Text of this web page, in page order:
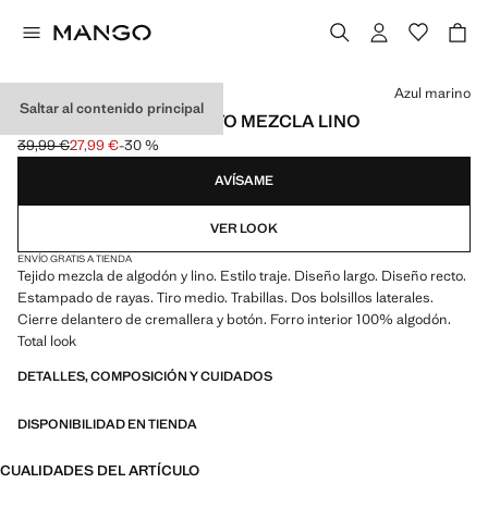
Saltar al contenido principal
PANTALÓN TRAJE RECTO MEZCLA LINO
Precio inicial tachado [39,99 € ]
39,99 €
Precio actual [27,99 € ]
27,99 €-30 %
Selecciona un color
Azul marino
AVÍSAME
VER LOOK
ENVÍO GRATIS A TIENDA
Tejido mezcla de algodón y lino. Estilo traje. Diseño largo. Diseño recto.
Estampado de rayas. Tiro medio. Trabillas. Dos bolsillos laterales.
Cierre delantero de cremallera y botón. Forro interior 100% algodón.
Total look
DETALLES, COMPOSICIÓN Y CUIDADOS
DISPONIBILIDAD EN TIENDA
CUALIDADES DEL ARTÍCULO